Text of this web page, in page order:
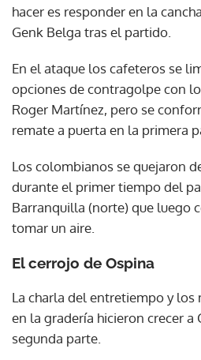
hacer es responder en la
Genk Belga tras el partido.
En el ataque los cafeteros se
opciones de contragolpe con
Roger Martínez, pero se
remate a puerta en la primera
Los colombianos se quejaron
durante el primer tiempo del
Barranquilla (norte) que luego
tomar un aire.
El cerrojo de Ospina
La charla del entretiempo y los
en la gradería hicieron crecer a
segunda parte.